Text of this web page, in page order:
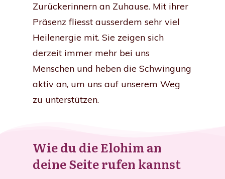
Zurückerinnern an Zuhause. Mit ihrer
Präsenz fliesst ausserdem sehr viel
Heilenergie mit. Sie zeigen sich
derzeit immer mehr bei uns
Menschen und heben die Schwingung
aktiv an, um uns auf unserem Weg
zu unterstützen.
Wie du die Elohim an
deine Seite rufen kannst